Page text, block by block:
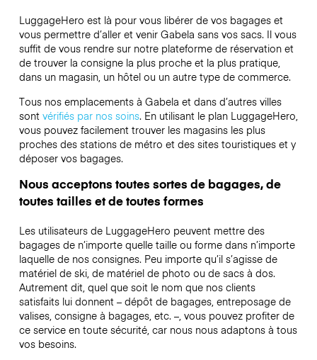
LuggageHero est là pour vous libérer de vos bagages et
vous permettre d’aller et venir Gabela sans vos sacs. Il vous
suffit de vous rendre sur notre plateforme de réservation et
de trouver la consigne la plus proche et la plus pratique,
dans un magasin, un hôtel ou un autre type de commerce.
Tous nos emplacements à Gabela et dans d’autres villes
sont vérifiés par nos soins. En utilisant le plan LuggageHero,
vous pouvez facilement trouver les magasins les plus
proches des stations de métro et des sites touristiques et y
déposer vos bagages.
Nous acceptons toutes sortes de bagages, de
toutes tailles et de toutes formes
Les utilisateurs de LuggageHero peuvent mettre des
bagages de n’importe quelle taille ou forme dans n’importe
laquelle de nos consignes. Peu importe qu’il s’agisse de
matériel de ski, de matériel de photo ou de sacs à dos.
Autrement dit, quel que soit le nom que nos clients
satisfaits lui donnent – dépôt de bagages, entreposage de
valises, consigne à bagages, etc. –, vous pouvez profiter de
ce service en toute sécurité, car nous nous adaptons à tous
vos besoins.